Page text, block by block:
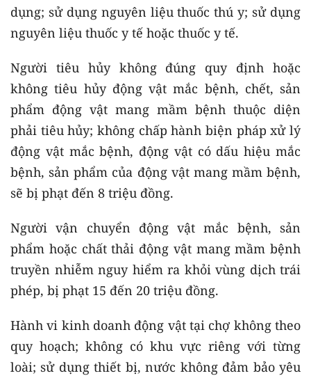
dụng; sử dụng nguyên liệu thuốc thú y; sử dụng
nguyên liệu thuốc y tế hoặc thuốc y tế.
Người tiêu hủy không đúng quy định hoặc
không tiêu hủy động vật mắc bệnh, chết, sản
phẩm động vật mang mầm bệnh thuộc diện
phải tiêu hủy; không chấp hành biện pháp xử lý
động vật mắc bệnh, động vật có dấu hiệu mắc
bệnh, sản phẩm của động vật mang mầm bệnh,
sẽ bị phạt đến 8 triệu đồng.
Người vận chuyển động vật mắc bệnh, sản
phẩm hoặc chất thải động vật mang mầm bệnh
truyền nhiễm nguy hiểm ra khỏi vùng dịch trái
phép, bị phạt 15 đến 20 triệu đồng.
Hành vi kinh doanh động vật tại chợ không theo
quy hoạch; không có khu vực riêng với từng
loài; sử dụng thiết bị, nước không đảm bảo yêu